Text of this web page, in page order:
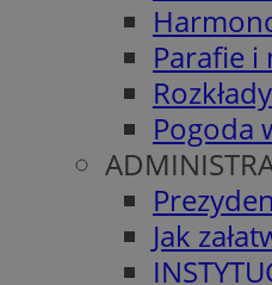
Parafie i
Pogoda
Jak